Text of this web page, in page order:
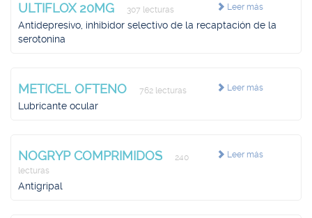
Leer más
ULTIFLOX 20MG 307 lecturas
Antidepresivo, inhibidor selectivo de la recaptación de la
serotonina
Leer más
METICEL OFTENO 762 lecturas
Lubricante ocular
Leer más
NOGRYP COMPRIMIDOS
240
lecturas
Antigripal